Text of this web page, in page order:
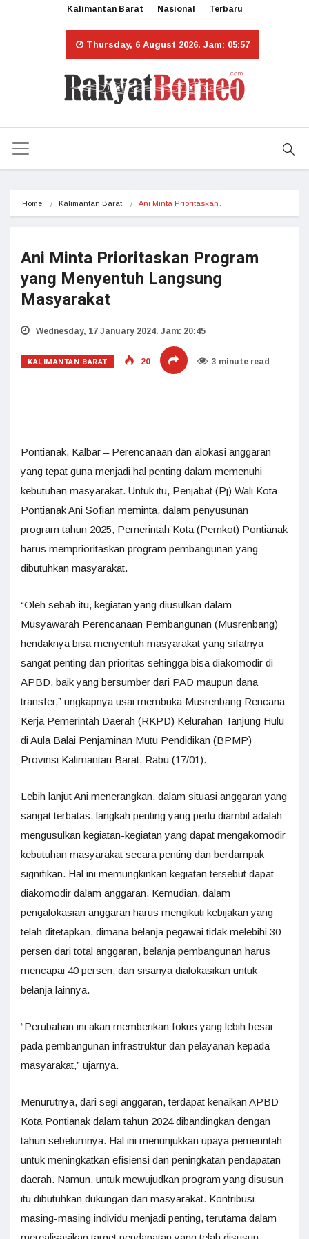
Kalimantan Barat Nasional Terbaru
Thursday, 6 August 2026. Jam: 05:57
Home Kalimantan Barat Ani Minta Prioritaskan…
Ani Minta Prioritaskan Program
yang Menyentuh Langsung
Masyarakat
Wednesday, 17 January 2024. Jam: 20:45
KALIMANTAN BARAT 20 3 minute read
Pontianak, Kalbar – Perencanaan dan alokasi anggaran
yang tepat guna menjadi hal penting dalam memenuhi
kebutuhan masyarakat. Untuk itu, Penjabat (Pj) Wali Kota
Pontianak Ani Sofian meminta, dalam penyusunan
program tahun 2025, Pemerintah Kota (Pemkot) Pontianak
harus memprioritaskan program pembangunan yang
dibutuhkan masyarakat.
“Oleh sebab itu, kegiatan yang diusulkan dalam
Musyawarah Perencanaan Pembangunan (Musrenbang)
hendaknya bisa menyentuh masyarakat yang sifatnya
sangat penting dan prioritas sehingga bisa diakomodir di
APBD, baik yang bersumber dari PAD maupun dana
transfer,” ungkapnya usai membuka Musrenbang Rencana
Kerja Pemerintah Daerah (RKPD) Kelurahan Tanjung Hulu
di Aula Balai Penjaminan Mutu Pendidikan (BPMP)
Provinsi Kalimantan Barat, Rabu (17/01).
Lebih lanjut Ani menerangkan, dalam situasi anggaran yang
sangat terbatas, langkah penting yang perlu diambil adalah
mengusulkan kegiatan-kegiatan yang dapat mengakomodir
kebutuhan masyarakat secara penting dan berdampak
signifikan. Hal ini memungkinkan kegiatan tersebut dapat
diakomodir dalam anggaran. Kemudian, dalam
pengalokasian anggaran harus mengikuti kebijakan yang
telah ditetapkan, dimana belanja pegawai tidak melebihi 30
persen dari total anggaran, belanja pembangunan harus
mencapai 40 persen, dan sisanya dialokasikan untuk
belanja lainnya.
“Perubahan ini akan memberikan fokus yang lebih besar
pada pembangunan infrastruktur dan pelayanan kepada
masyarakat,” ujarnya.
Menurutnya, dari segi anggaran, terdapat kenaikan APBD
Kota Pontianak dalam tahun 2024 dibandingkan dengan
tahun sebelumnya. Hal ini menunjukkan upaya pemerintah
untuk meningkatkan efisiensi dan peningkatan pendapatan
daerah. Namun, untuk mewujudkan program yang disusun
itu dibutuhkan dukungan dari masyarakat. Kontribusi
masing-masing individu menjadi penting, terutama dalam